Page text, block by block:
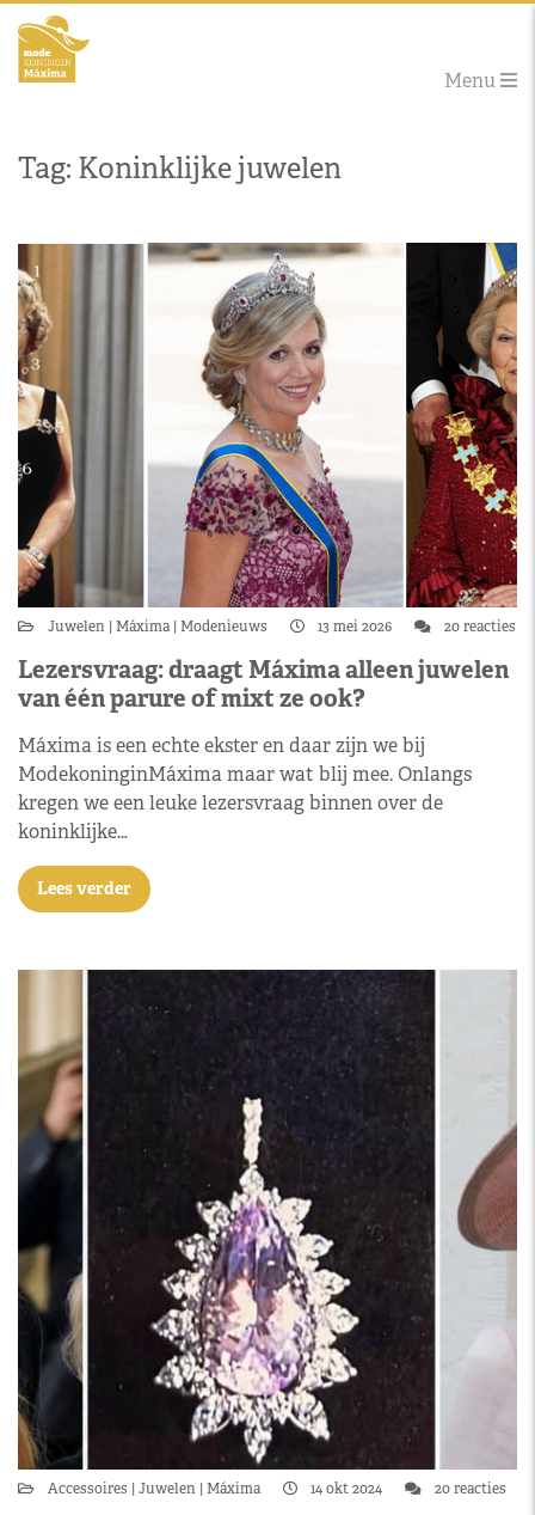
Menu
Tag: Koninklijke juwelen
Juwelen Máxima Modenieuws 13 mei 2026 20 reacties
Lezersvraag: draagt Máxima alleen juwelen
van één parure of mixt ze ook?
Máxima is een echte ekster en daar zijn we bij
ModekoninginMáxima maar wat blij mee. Onlangs
kregen we een leuke lezersvraag binnen over de
koninklijke…
Lees verder
Accessoires Juwelen Máxima 14 okt 2024 20 reacties